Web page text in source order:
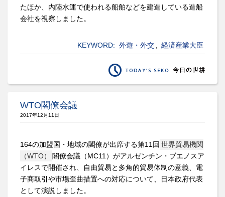
たほか、内陸水運で使われる船舶などを建造している造船
会社を視察しました。
KEYWORD: 外遊・外交 経済産業大臣
WTO閣僚会議
2017年12月11日
164の加盟国・地域の閣僚が出席する第11回 世界貿易機関
（WTO）
閣僚会議（MC11）がアルゼンチン・ブエノスア
イレスで開催され、自由貿易と多角的貿易体制の意義、電
子商取引や市場歪曲措置への対応について、日本政府代表
として演説しました。